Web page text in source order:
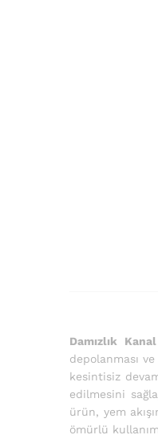
Damızlık
depolanması
kesintisiz
edilmesini
ürün, yem
ömürlü